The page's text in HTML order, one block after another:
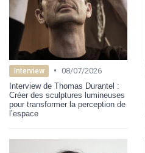
Interview • 08/07/2026
Interview de Thomas Durantel :
Créer des sculptures lumineuses
pour transformer la perception de
l’espace